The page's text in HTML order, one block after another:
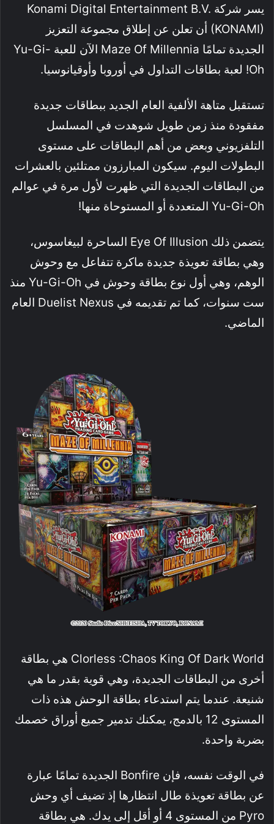
يسر شركة Konami Digital Entertainment B.V.
(KONAMI) أن تعلن عن إطلاق مجموعة التعزيز
الجديدة تمامًا Maze Of Millennia الآن للعبة Yu-Gi-
Oh! لعبة بطاقات التداول في أوروبا وأوقيانوسيا.
تستقبل متاهة الألفية العام الجديد ببطاقات جديدة
مفقودة منذ زمن طويل شوهدت في المسلسل
التلفزيوني وبعض من أهم البطاقات على مستوى
البطولات اليوم. سيكون المبارزون ممتلئين بالعشرات
من البطاقات الجديدة التي ظهرت لأول مرة في عوالم
Yu-Gi-Oh المتعددة أو المستوحاة منها!
يتضمن ذلك Eye Of Illusion الساحرة لبيغاسوس،
وهي بطاقة تعويذة جديدة ماكرة تتفاعل مع وحوش
الوهم، وهي أول نوع بطاقة وحوش في Yu-Gi-Oh منذ
ست سنوات، كما تم تقديمه في Duelist Nexus العام
الماضي.
Clorless :Chaos King Of Dark World هي بطاقة
أخرى من البطاقات الجديدة، وهي قوية بقدر ما هي
شنيعة. عندما يتم استدعاء بطاقة الوحش هذه ذات
المستوى 12 بالدمج، يمكنك تدمير جميع أوراق خصمك
بضربة واحدة.
في الوقت نفسه، فإن Bonfire الجديدة تمامًا عبارة
عن بطاقة تعويذة طال انتظارها إذ تضيف أي وحش
Pyro من المستوى 4 أو أقل إلى يدك. هي بطاقة